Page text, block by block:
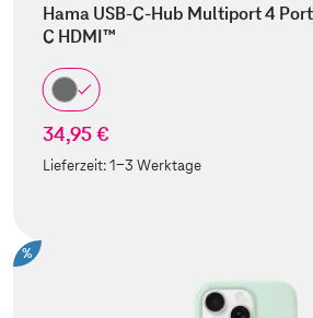
Hama USB-C-Hub Multiport 4
C HDMI™
34,95 €
Lieferzeit:1-3 Werktage
%